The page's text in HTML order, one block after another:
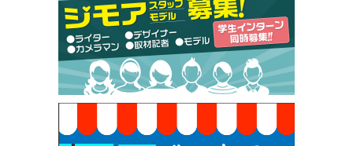
【ジモア限定特典①】まつ毛カール 3,850円→ 2,7
50円（Premiere（プルミエール））
[有効期限]2026年9月30日
焼き餃子 一皿サービス（餃子酒場たっちゃん 西
早稲田店）
[有効期限]2026年9月30日